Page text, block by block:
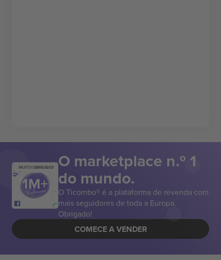
MUITO OBRIGADO! O marketplace n.º 1
do mundo.
O Ticombo® é a plataforma de revenda com
mais seguidores de toda a Europa.
Obrigado!
COMECE A VENDER